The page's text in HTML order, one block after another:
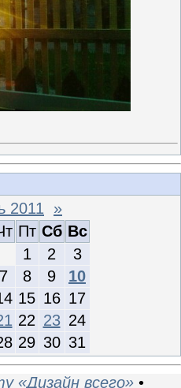
2011
»
Пт Сб Вс
1
2
3
7 8 9
10
15 16 17
22 23 24
29 30 31
«Дизайн всего» •